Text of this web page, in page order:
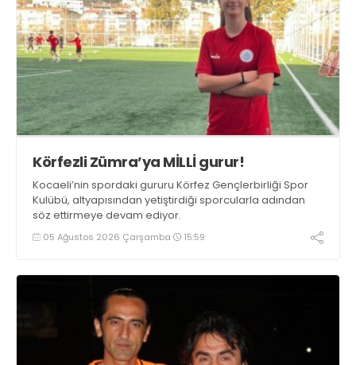
Körfezli Zümra’ya MİLLİ gurur!
Kocaeli’nin spordaki gururu Körfez Gençlerbirliği Spor
Kulübü, altyapısından yetiştirdiği sporcularla adından
söz ettirmeye devam ediyor.
05 Ağustos 2026 Çarşamba 15:59